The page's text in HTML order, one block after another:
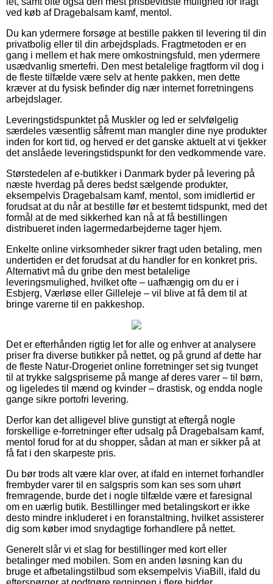
ved køb af Dragebalsam kamf, mentol.
Du kan ydermere forsøge at bestille pakken til levering til din
privatbolig eller til din arbejdsplads. Fragtmetoden er en
gang i mellem et hak mere omkostningsfuld, men ydermere
usædvanlig smertefri. Den mest betalelige fragtform vil dog i
de fleste tilfælde være selv at hente pakken, men dette
kræver at du fysisk befinder dig nær internet forretningens
arbejdslager.
Leveringstidspunktet på Muskler og led er selvfølgelig
særdeles væsentlig såfremt man mangler dine nye produkter
inden for kort tid, og herved er det ganske aktuelt at vi tjekker
det anslåede leveringstidspunkt for den vedkommende vare.
Størstedelen af e-butikker i Danmark byder på levering på
næste hverdag på deres bedst sælgende produkter,
eksempelvis Dragebalsam kamf, mentol, som imidlertid er
forudsat at du når at bestille før et bestemt tidspunkt, med det
formål at de med sikkerhed kan nå at få bestillingen
distribueret inden lagermedarbejderne tager hjem.
Enkelte online virksomheder sikrer fragt uden betaling, men
undertiden er det forudsat at du handler for en konkret pris.
Alternativt må du gribe den mest betalelige
leveringsmulighed, hvilket ofte – uafhængig om du er i
Esbjerg, Værløse eller Gilleleje – vil blive at få dem til at
bringe varerne til en pakkeshop.
Det er efterhånden rigtig let for alle og enhver at analysere
priser fra diverse butikker på nettet, og på grund af dette har
de fleste Natur-Drogeriet online forretninger set sig tvunget
til at trykke salgspriserne på mange af deres varer – til børn,
og ligeledes til mænd og kvinder – drastisk, og endda nogle
gange sikre portofri levering.
Derfor kan det alligevel blive gunstigt at eftergå nogle
forskellige e-forretninger efter udsalg på Dragebalsam kamf,
mentol forud for at du shopper, sådan at man er sikker på at
få fat i den skarpeste pris.
Du bør trods alt være klar over, at ifald en internet forhandler
frembyder varer til en salgspris som kan ses som uhørt
fremragende, burde det i nogle tilfælde være et faresignal
om en uærlig butik. Bestillinger med betalingskort er ikke
desto mindre inkluderet i en foranstaltning, hvilket assisterer
dig som køber imod snydagtige forhandlere på nettet.
Generelt slår vi et slag for bestillinger med kort eller
betalinger med mobilen. Som en anden løsning kan du
bruge et afbetalingstilbud som eksempelvis ViaBill, ifald du